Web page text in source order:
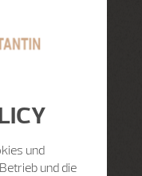
und
und die